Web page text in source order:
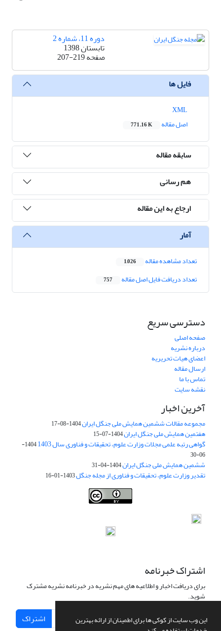
این وب سایت از کوکی ها برای اطمینان از ارائه بهترین
دوره 11، شماره 2
تابستان 1398
صفحه207-219
فایل ها
اصل مقاله
771.16 K
سابقه مقاله
هم رسانی
ارجاع به این مقاله
آمار
تعداد مشاهده مقاله 1,026
تعداد دریافت فایل اصل مقاله 757
دسترسی سریع
صفحه اصلی
درباره نشریه
اعضای هیات تحریریه
ارسال مقاله
تماس با ما
نقشه سایت
آخرین اخبار
مجموعه مقالات ششمین همایش ملی جنگل ایران1404-08-17
هفتمین همایش ملی جنگل ایران1404-07-15
گواهی رتبه علمی مجلات وزارت علوم، تحقیقات و فناوری سال 1403
1404-
06-30
ششمین همایش ملی جنگل ایران1404-04-31
تقدیر وزارت علوم، تحقیقات و فناوری از مجله جنگل1403-01-16
اشتراک خبرنامه
برای دریافت اخبار و اطلاعیه های مهم نشریه در خبرنامه نشریه مشترک
شوید.
اشتراک